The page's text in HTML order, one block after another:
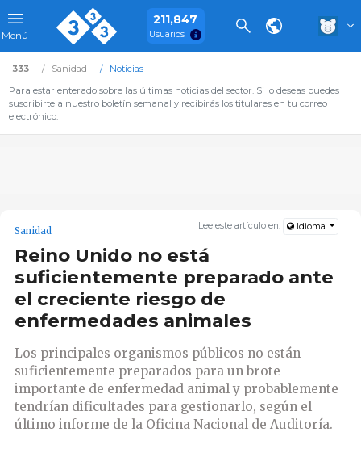
Menú
211,847
Usuarios
333 Sanidad
Noticias
Para estar enterado sobre las últimas noticias del sector. Si lo deseas puedes
suscribirte a nuestro boletín semanal y recibirás los titulares en tu correo
electrónico.
Lee este artículo en: Idioma
Sanidad
Reino Unido no está
suficientemente preparado ante
el creciente riesgo de
enfermedades animales
Los principales organismos públicos no están
suficientemente preparados para un brote
importante de enfermedad animal y probablemente
tendrían dificultades para gestionarlo, según el
último informe de la Oficina Nacional de Auditoría.